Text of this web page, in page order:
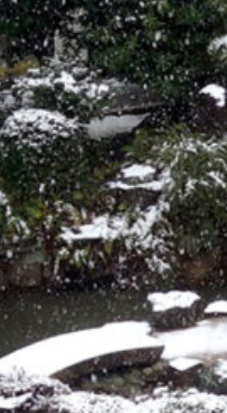
/home/sakurazuka/sakurazuka.ed.jp/public_html/wp-conten
t/themes/sakurazuka_2020/header.php
on line 229 Warning